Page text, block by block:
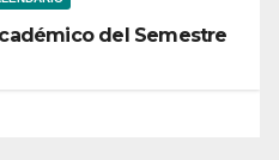
del Semestre